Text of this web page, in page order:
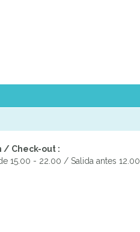
/ Check-out :
15.00 - 22.00 / Salida antes 12.00